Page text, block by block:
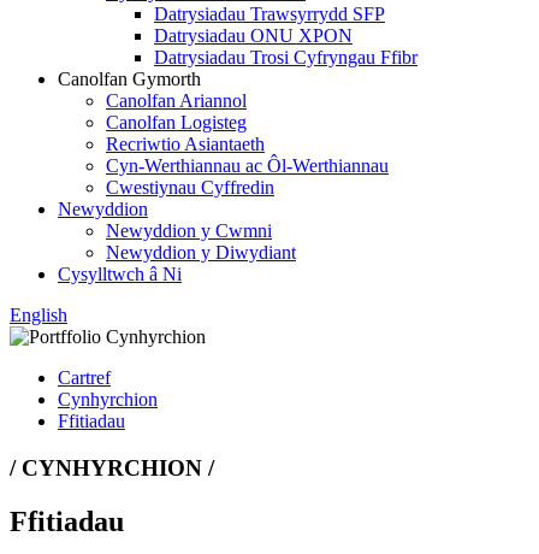
Datrysiadau Trawsyrrydd SFP
Datrysiadau ONU XPON
Datrysiadau Trosi Cyfryngau Ffibr
Canolfan Gymorth
Canolfan Ariannol
Canolfan Logisteg
Recriwtio Asiantaeth
Cyn-Werthiannau ac Ôl-Werthiannau
Cwestiynau Cyffredin
Newyddion
Newyddion y Cwmni
Newyddion y Diwydiant
Cysylltwch â Ni
English
Cartref
Cynhyrchion
Ffitiadau
/ CYNHYRCHION /
Ffitiadau